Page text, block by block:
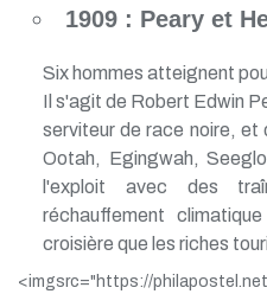
1909 : Peary et
Six hommes atteignent
Il s'agit de Robert Edwin
serviteur de race noire, et
Ootah, Egingwah,
l'exploit avec des
réchauffement
croisière que les riches
<imgsrc="https://